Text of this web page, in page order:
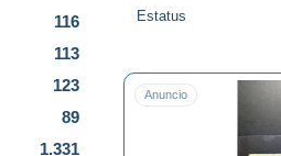
116
113
123
89
1.331
Estatus
Anuncio